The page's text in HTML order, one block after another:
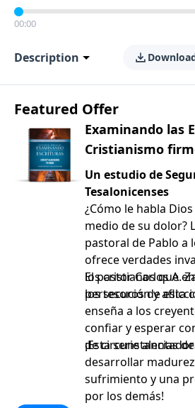
00:00
Description
Featured Offer
Examinando las
Cristianismo
Un estudio de
Tesalonicenses
¿Cómo le habla
medio de su dolor?
pastoral de Pablo a
ofrece verdades
los cristianos que
persecución y
El pastor Carlos A.
los tesoros de esta
enseña a los
confiar y esperar
de circunstancias
¡Esta serie
desarrollar
sufrimiento y una
por los demás!